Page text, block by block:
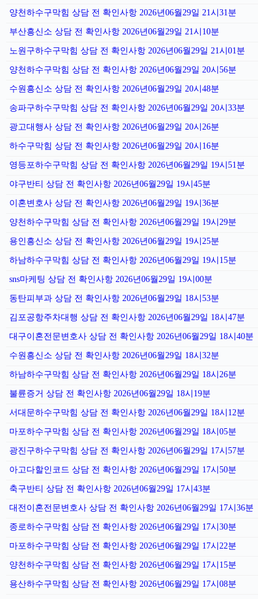
양천하수구막힘 상담 전 확인사항 2026년06월29일 21시31분
부산흥신소 상담 전 확인사항 2026년06월29일 21시10분
노원구하수구막힘 상담 전 확인사항 2026년06월29일 21시01분
양천하수구막힘 상담 전 확인사항 2026년06월29일 20시56분
수원흥신소 상담 전 확인사항 2026년06월29일 20시48분
송파구하수구막힘 상담 전 확인사항 2026년06월29일 20시33분
광고대행사 상담 전 확인사항 2026년06월29일 20시26분
하수구막힘 상담 전 확인사항 2026년06월29일 20시16분
영등포하수구막힘 상담 전 확인사항 2026년06월29일 19시51분
야구반티 상담 전 확인사항 2026년06월29일 19시45분
이혼변호사 상담 전 확인사항 2026년06월29일 19시36분
양천하수구막힘 상담 전 확인사항 2026년06월29일 19시29분
용인흥신소 상담 전 확인사항 2026년06월29일 19시25분
하남하수구막힘 상담 전 확인사항 2026년06월29일 19시15분
sns마케팅 상담 전 확인사항 2026년06월29일 19시00분
동탄피부과 상담 전 확인사항 2026년06월29일 18시53분
김포공항주차대행 상담 전 확인사항 2026년06월29일 18시47분
대구이혼전문변호사 상담 전 확인사항 2026년06월29일 18시40분
수원흥신소 상담 전 확인사항 2026년06월29일 18시32분
하남하수구막힘 상담 전 확인사항 2026년06월29일 18시26분
불륜증거 상담 전 확인사항 2026년06월29일 18시19분
서대문하수구막힘 상담 전 확인사항 2026년06월29일 18시12분
마포하수구막힘 상담 전 확인사항 2026년06월29일 18시05분
광진구하수구막힘 상담 전 확인사항 2026년06월29일 17시57분
아고다할인코드 상담 전 확인사항 2026년06월29일 17시50분
축구반티 상담 전 확인사항 2026년06월29일 17시43분
대전이혼전문변호사 상담 전 확인사항 2026년06월29일 17시36분
종로하수구막힘 상담 전 확인사항 2026년06월29일 17시30분
마포하수구막힘 상담 전 확인사항 2026년06월29일 17시22분
양천하수구막힘 상담 전 확인사항 2026년06월29일 17시15분
용산하수구막힘 상담 전 확인사항 2026년06월29일 17시08분